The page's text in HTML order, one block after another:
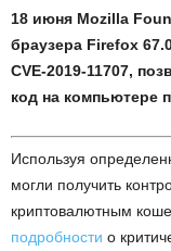
18 июня Mozilla
браузера Firefox
CVE-2019-11707,
код на компьютере
Используя
могли получить
криптовалютным
подробности о